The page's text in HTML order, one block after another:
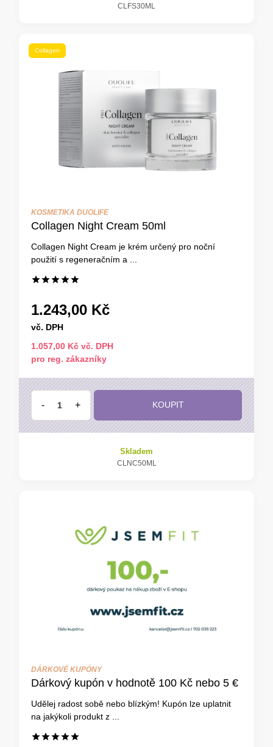
CLFS30ML
Collagen
KOSMETIKA DUOLIFE
Collagen Night Cream 50ml
Collagen Night Cream je krém určený pro noční
použití s regeneračním a ...
1.243,00 Kč
vč. DPH
1.057,00 Kč vč. DPH
pro reg. zákazníky
- + KOUPIT
Skladem
CLNC50ML
DÁRKOVÉ KUPÓNY
Dárkový kupón v hodnotě 100 Kč nebo 5 €
Udělej radost sobě nebo blízkým! Kupón lze uplatnit
na jakýkoli produkt z ...